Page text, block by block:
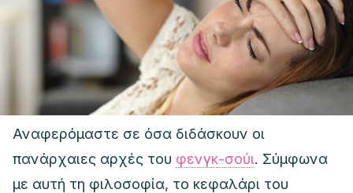
Αναφερόμαστε σε όσα διδάσκουν οι
πανάρχαιες αρχές του φενγκ-σούι. Σύμφωνα
με αυτή τη φιλοσοφία, το κεφαλάρι του